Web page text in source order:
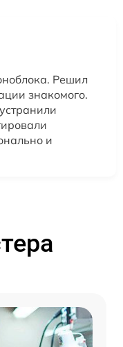
Решил
знакомого.
и